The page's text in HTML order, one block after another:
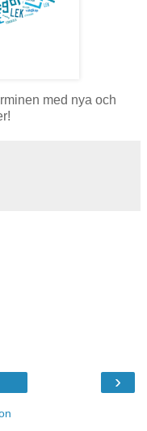
med nya och
›